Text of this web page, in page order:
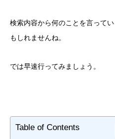
検索内容から何のことを言って
もしれませんね。
では早速行ってみましょう。
Table of Contents